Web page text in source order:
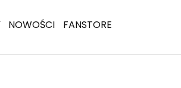
NOWOŚCI
FANSTORE